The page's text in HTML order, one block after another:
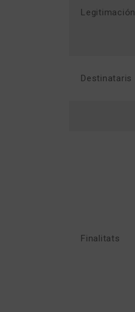
Legitimación
Destinataris
Finalitats